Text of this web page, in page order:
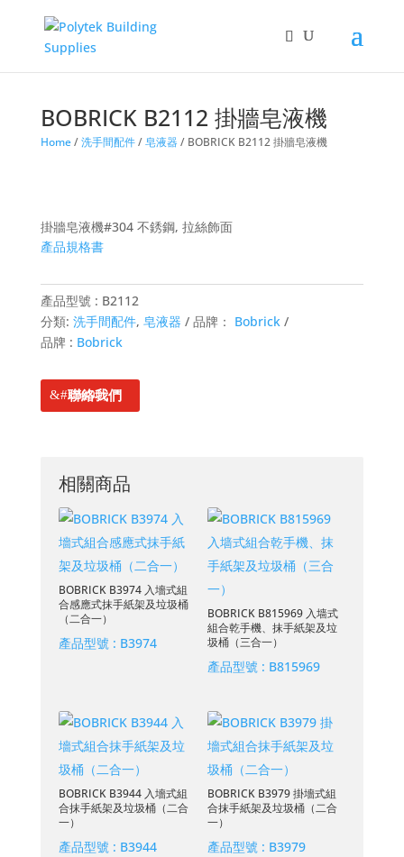
BOBRICK B2112 掛牆皂液機
Home/洗手間配件/皂液器/ BOBRICK B2112 掛牆皂液機
掛牆皂液機#304 不銹鋼, 拉絲飾面
產品規格書
產品型號 : B2112
分類: 洗手間配件, 皂液器 品牌： Bobrick
品牌 : Bobrick
聯絡我們
相關商品
BOBRICK B3974 入墻式組
合感應式抹手紙架及垃圾桶
（二合一）
產品型號 : B3974
BOBRICK B815969 入墙式
組合乾手機、抹手紙架及垃
圾桶（三合一）
產品型號 : B815969
BOBRICK B3944 入墻式組
合抹手紙架及垃圾桶（二合
一）
產品型號 : B3944
BOBRICK B3979 掛墻式組
合抹手紙架及垃圾桶（二合
一）
產品型號 : B3979